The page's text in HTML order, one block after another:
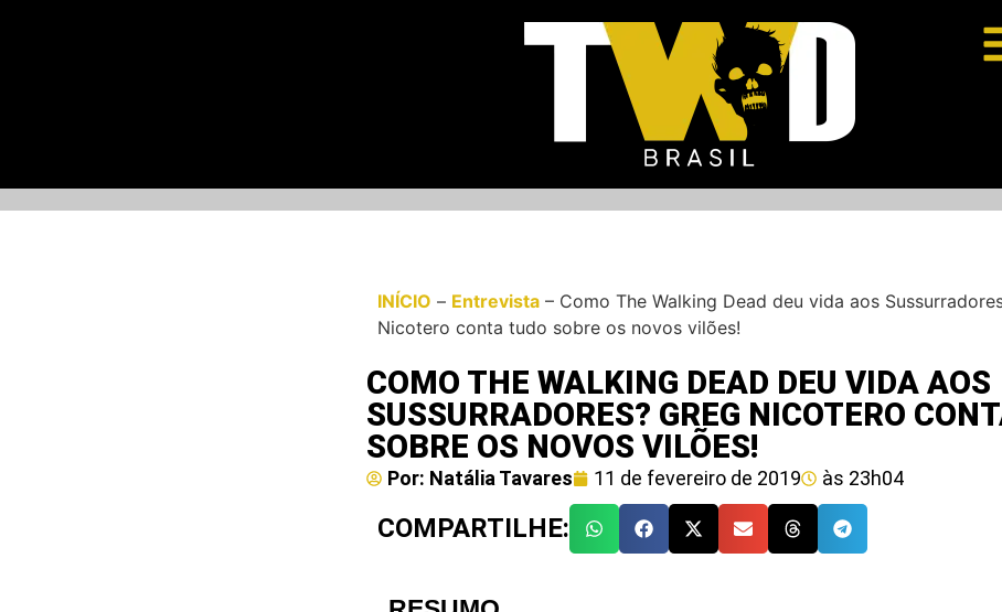
INÍCIO – Entrevista – Como The Walking Dead deu vida aos
Nicotero conta tudo sobre os novos vilões!
COMO THE WALKING DEAD DEU VIDA AOS
SUSSURRADORES? GREG NICOTERO
SOBRE OS NOVOS VILÕES!
Por: Natália Tavares 11 de fevereiro de 2019 às 23h04
COMPARTILHE: